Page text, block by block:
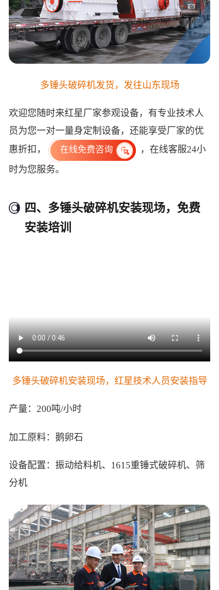
多锤头破碎机发货，发往山东现场
欢迎您随时来红星厂家参观设备，有专业技术人
员为您一对一量身定制设备，还能享受厂家的优
惠折扣，
在线免费咨询
，在线客服24小
时为您服务。
四、多锤头破碎机安装现场，免费
安装培训
多锤头破碎机安装现场，红星技术人员安装指导
产量：200吨/小时
加工原料：鹅卵石
设备配置：振动给料机、1615重锤式破碎机、筛
分机